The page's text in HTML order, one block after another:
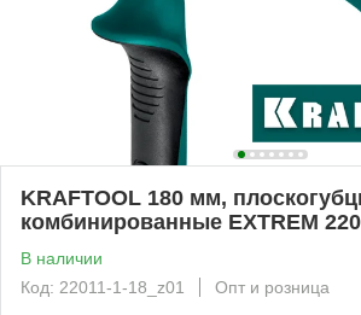
KRAFTOOL 180 мм,
комбинированные EXTREM
В наличии
Код: 22011-1-18_z01
Опт и розница